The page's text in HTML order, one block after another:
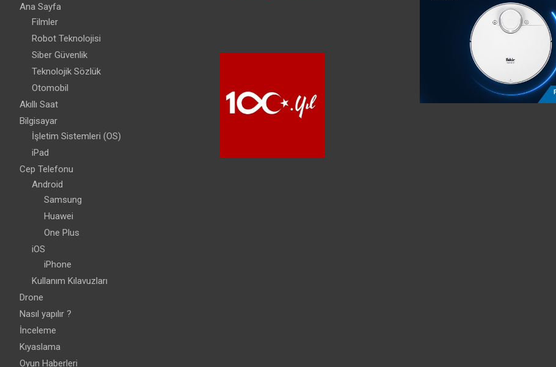
Ana Sayfa
Filmler
Robot Teknolojisi
Siber Güvenlik
Teknolojik Sözlük
Otomobil
Akıllı Saat
Bilgisayar
İşletim Sistemleri (OS)
iPad
Cep Telefonu
Android
Samsung
Huawei
One Plus
iOS
iPhone
Kullanım Kılavuzları
Drone
Nasıl yapılır ?
İnceleme
Kıyaslama
Oyun Haberleri